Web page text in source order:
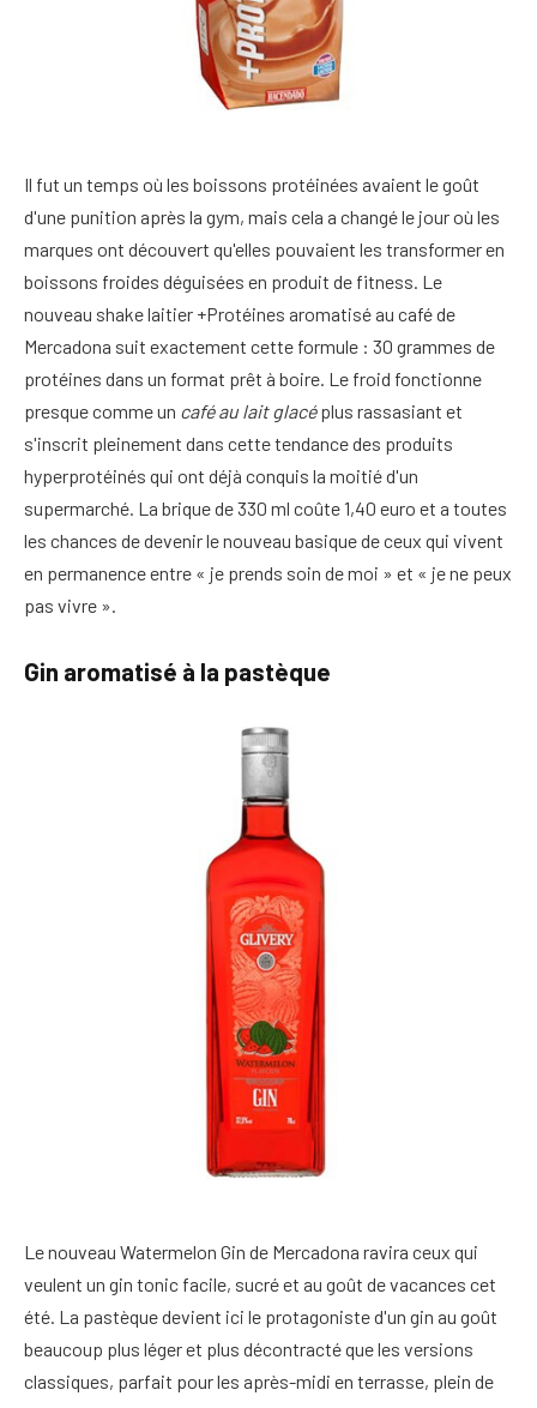
Il fut un temps où les boissons protéinées avaient le goût
d'une punition après la gym, mais cela a changé le jour où les
marques ont découvert qu'elles pouvaient les transformer en
boissons froides déguisées en produit de fitness. Le
nouveau shake laitier +Protéines aromatisé au café de
Mercadona suit exactement cette formule : 30 grammes de
protéines dans un format prêt à boire. Le froid fonctionne
presque comme un café au lait glacéplus rassasiant et
s'inscrit pleinement dans cette tendance des produits
hyperprotéinés qui ont déjà conquis la moitié d'un
supermarché. La brique de 330 ml coûte 1,40 euro et a toutes
les chances de devenir le nouveau basique de ceux qui vivent
en permanence entre « je prends soin de moi » et « je ne peux
pas vivre ».
Gin aromatisé à la pastèque
Le nouveau Watermelon Gin de Mercadona ravira ceux qui
veulent un gin tonic facile, sucré et au goût de vacances cet
été. La pastèque devient ici le protagoniste d'un gin au goût
beaucoup plus léger et plus décontracté que les versions
classiques, parfait pour les après-midi en terrasse, plein de